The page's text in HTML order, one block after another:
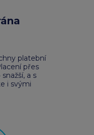
platební
přes
a s
i svými